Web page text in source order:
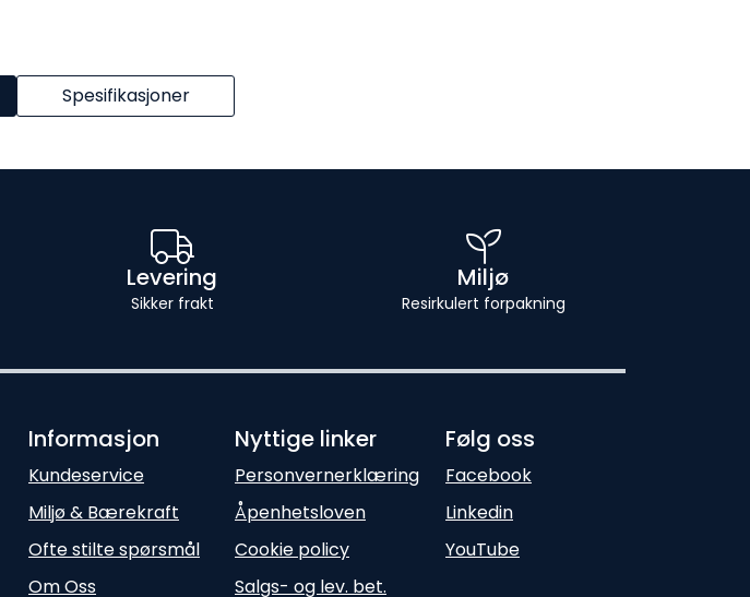
Spesifikasjoner
Levering
Sikker frakt
Miljø
Resirkulert forpakning
Informasjon
Kundeservice
Miljø & Bærekraft
Ofte stilte spørsmål
Om Oss
Nyttige linker
Personvernerklæring
Åpenhetsloven
Cookie policy
Salgs- og lev. bet.
Følg oss
Facebook
Linkedin
YouTube